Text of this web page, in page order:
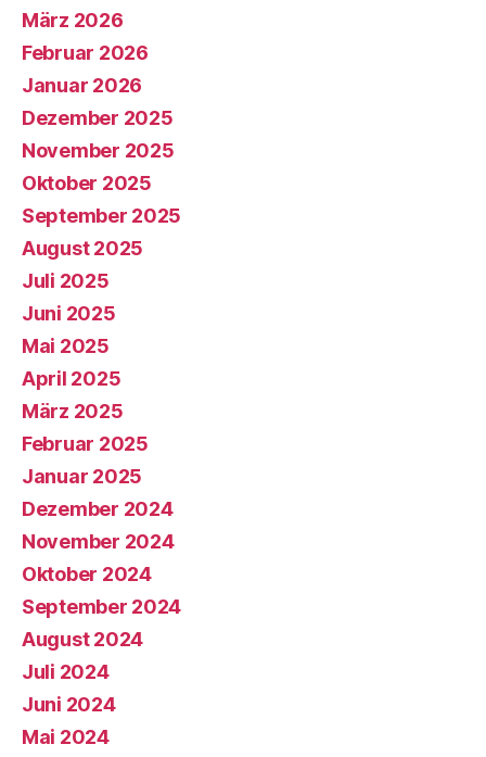
März 2026
Februar 2026
Januar 2026
Dezember 2025
November 2025
Oktober 2025
September 2025
August 2025
Juli 2025
Juni 2025
Mai 2025
April 2025
März 2025
Februar 2025
Januar 2025
Dezember 2024
November 2024
Oktober 2024
September 2024
August 2024
Juli 2024
Juni 2024
Mai 2024